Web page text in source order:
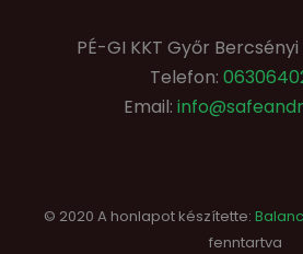
PÉ-GI KKT Győr
Telefon:
Email:
© 2020 A honlapot készítette:
fenntartva